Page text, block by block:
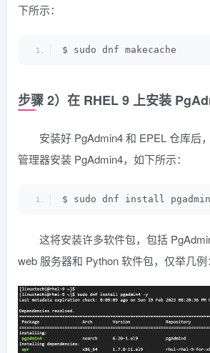
下所示：
$ sudo dnf makecache
步骤 2）在 RHEL 9 上安装
安装好 PgAdmin4 和 EPEL 仓库后
管理器安装 PgAdmin4，如下所示：
$ sudo dnf install
这将安装许多软件包，包括
web 服务器和 Python 软件包，仅举几例：